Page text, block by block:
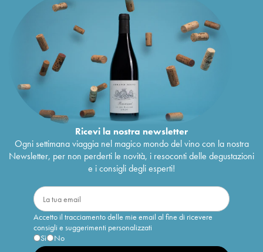
Ricevi la nostra newsletter
Ogni settimana viaggia nel magico mondo del vino con la nostra
Newsletter, per non perderti le novità, i resoconti delle degustazioni
e i consigli degli esperti!
Accetto il tracciamento delle mie email al fine di ricevere
consigli e suggerimenti personalizzati
Sì
No